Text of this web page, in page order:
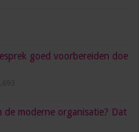
goed voorbereiden doe
de moderne organisatie? Dat